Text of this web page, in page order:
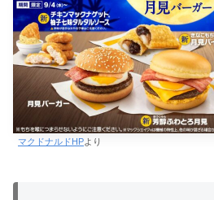
マクドナルドHPより